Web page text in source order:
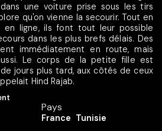
une voiture prise sous les tirs
qu'on vienne la secourir. Tout en
en ligne, ils font tout leur possible
dans les plus brefs délais. Des
immédiatement en route, mais
Le corps de la petite fille est
jours plus tard, aux côtés de ceux
Hind Rajab.
Pays
France Tunisie